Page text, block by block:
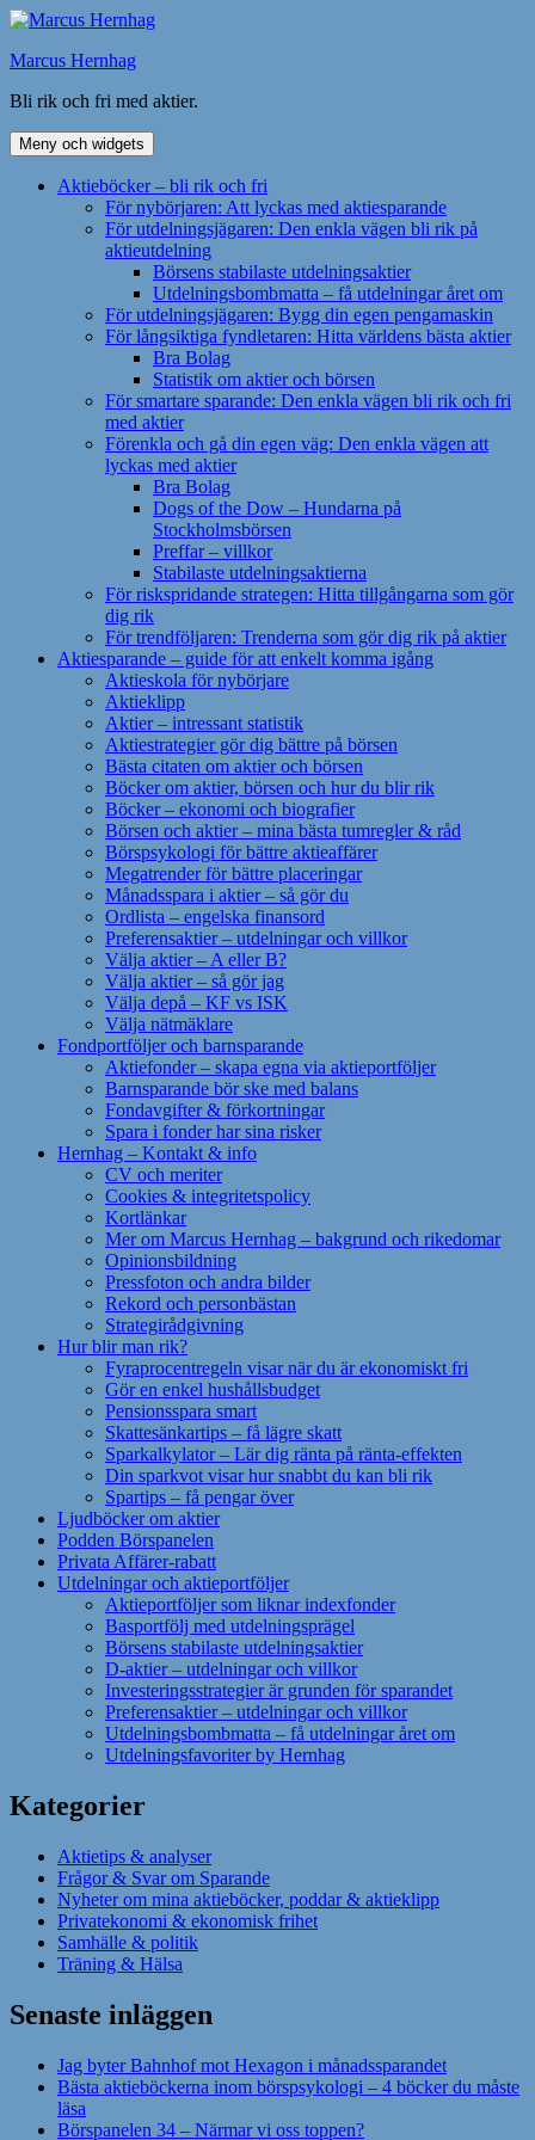
Hoppa
innehåll
Marcus Hernhag
Bli rik och fri med aktier.
Meny och widgets
Aktieböcker – bli rik och fri
För nybörjaren: Att lyckas med aktiesparande
För utdelningsjägaren: Den enkla vägen bli rik på
aktieutdelning
Börsens stabilaste utdelningsaktier
Utdelningsbombmatta – få utdelningar året om
För utdelningsjägaren: Bygg din egen pengamaskin
För långsiktiga fyndletaren: Hitta världens bästa aktier
Bra Bolag
Statistik om aktier och börsen
För smartare sparande: Den enkla vägen bli rik och fri
med aktier
Förenkla och gå din egen väg: Den enkla vägen att
lyckas med aktier
Bra Bolag
Dogs of the Dow – Hundarna på
Stockholmsbörsen
Preffar – villkor
Stabilaste utdelningsaktierna
För riskspridande strategen: Hitta tillgångarna som gör
dig rik
För trendföljaren: Trenderna som gör dig rik på aktier
Aktiesparande – guide för att enkelt komma igång
Aktieskola för nybörjare
Aktieklipp
Aktier – intressant statistik
Aktiestrategier gör dig bättre på börsen
Bästa citaten om aktier och börsen
Böcker om aktier, börsen och hur du blir rik
Böcker – ekonomi och biografier
Börsen och aktier – mina bästa tumregler & råd
Börspsykologi för bättre aktieaffärer
Megatrender för bättre placeringar
Månadsspara i aktier – så gör du
Ordlista – engelska finansord
Preferensaktier – utdelningar och villkor
Välja aktier – A eller B?
Välja aktier – så gör jag
Välja depå – KF vs ISK
Välja nätmäklare
Fondportföljer och barnsparande
Aktiefonder – skapa egna via aktieportföljer
Barnsparande bör ske med balans
Fondavgifter & förkortningar
Spara i fonder har sina risker
Hernhag – Kontakt & info
CV och meriter
Cookies & integritetspolicy
Kortlänkar
Mer om Marcus Hernhag – bakgrund och rikedomar
Opinionsbildning
Pressfoton och andra bilder
Rekord och personbästan
Strategirådgivning
Hur blir man rik?
Fyraprocentregeln visar när du är ekonomiskt fri
Gör en enkel hushållsbudget
Pensionsspara smart
Skattesänkartips – få lägre skatt
Sparkalkylator – Lär dig ränta på ränta-effekten
Din sparkvot visar hur snabbt du kan bli rik
Spartips – få pengar över
Ljudböcker om aktier
Podden Börspanelen
Privata Affärer-rabatt
Utdelningar och aktieportföljer
Aktieportföljer som liknar indexfonder
Basportfölj med utdelningsprägel
Börsens stabilaste utdelningsaktier
D-aktier – utdelningar och villkor
Investeringsstrategier är grunden för sparandet
Preferensaktier – utdelningar och villkor
Utdelningsbombmatta – få utdelningar året om
Utdelningsfavoriter by Hernhag
Kategorier
Aktietips & analyser
Frågor & Svar om Sparande
Nyheter om mina aktieböcker, poddar & aktieklipp
Privatekonomi & ekonomisk frihet
Samhälle & politik
Träning & Hälsa
Senaste inläggen
Jag byter Bahnhof mot Hexagon i månadssparandet
Bästa aktieböckerna inom börspsykologi – 4 böcker du måste
läsa
Börspanelen 34 – Närmar vi oss toppen?